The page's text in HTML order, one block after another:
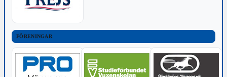
FÖRENINGAR